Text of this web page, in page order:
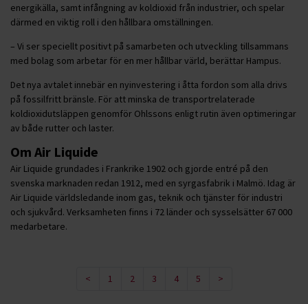
energikälla, samt infångning av koldioxid från industrier, och spelar
därmed en viktig roll i den hållbara omställningen.
– Vi ser speciellt positivt på samarbeten och utveckling tillsammans
med bolag som arbetar för en mer hållbar värld, berättar Hampus.
Det nya avtalet innebär en nyinvestering i åtta fordon som alla drivs
på fossilfritt bränsle. För att minska de transportrelaterade
koldioxidutsläppen genomför Ohlssons enligt rutin även optimeringar
av både rutter och laster.
Om Air Liquide
Air Liquide grundades i Frankrike 1902 och gjorde entré på den
svenska marknaden redan 1912, med en syrgasfabrik i Malmö. Idag är
Air Liquide världsledande inom gas, teknik och tjänster för industri
och sjukvård. Verksamheten finns i 72 länder och sysselsätter 67 000
medarbetare.
< 1 2 3 4 5 >